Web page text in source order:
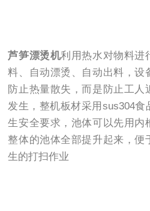
芦笋漂烫机利用热水对物料进
料、自动漂烫、自动出料，设
防止热量散失，而是防止工
发生，整机板材采用sus304
生安全要求，池体可以先用内
整体的池体全部提升起来，便
生的打扫作业